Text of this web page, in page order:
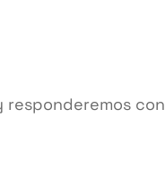
responderemos con